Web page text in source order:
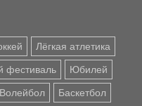
культуры РФ
Лёгкая атлетика
фестиваль Юбилей
Волейбол Баскетбол